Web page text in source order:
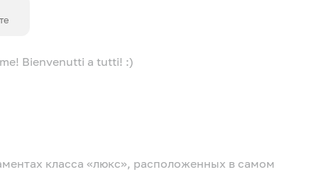
Bienvenutti a tutti! :)
класса «люкс», расположенных в самом